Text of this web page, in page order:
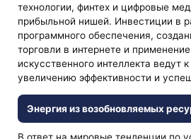
технологии, финтех и цифровые
прибыльной нишей. Инвестиции в
программного обеспечения,
торговли в интернете и
искусственного интеллекта ведут
увеличению эффективности и
Энергия из возобновляемых